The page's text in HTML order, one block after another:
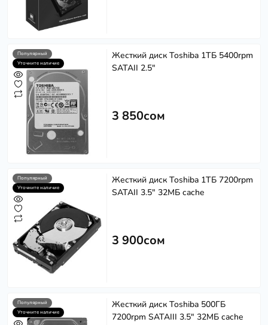
Популярный
Уточните наличие
Жесткий диск Toshiba 1ТБ 5400rpm
SATAII 2.5"
3 850сом
Популярный
Уточните наличие
Жесткий диск Toshiba 1ТБ 7200rpm
SATAII 3.5" 32МБ cache
3 900сом
Популярный
Уточните наличие
Жесткий диск Toshiba 500ГБ
7200rpm SATAIII 3.5" 32МБ cache